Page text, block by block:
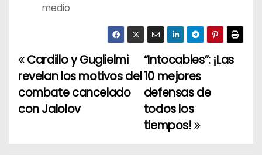
medio
N
a
v
“Intocables”: ¡Las
10 mejores
defensas de
todos los
tiempos!
Cardillo y Guglielmi
revelan los motivos del
combate cancelado
con Jalolov